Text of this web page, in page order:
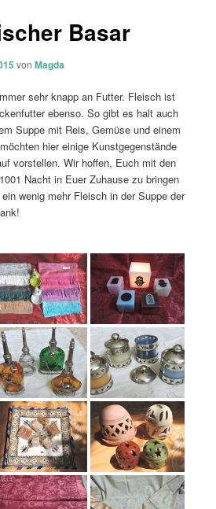
Basar
vonMagda
sehr knapp an Futter. Fleisch ist
ebenso. So gibt es halt auch
Suppe mit Reis, Gemüse und einem
hier einige Kunstgegenstände
vorstellen. Wir hoffen, Euch mit den
Nacht in Euer Zuhause zu bringen
wenig mehr Fleisch in der Suppe der